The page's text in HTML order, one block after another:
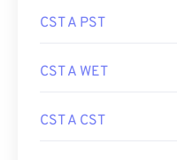
CST A PST
CST A WET
CST A CST